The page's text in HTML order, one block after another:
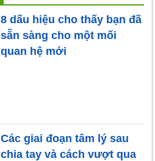
8 dấu hiệu cho thấy bạn đã
sẵn sàng cho một mối
quan hệ mới
Các giai đoạn tâm lý sau
chia tay và cách vượt qua